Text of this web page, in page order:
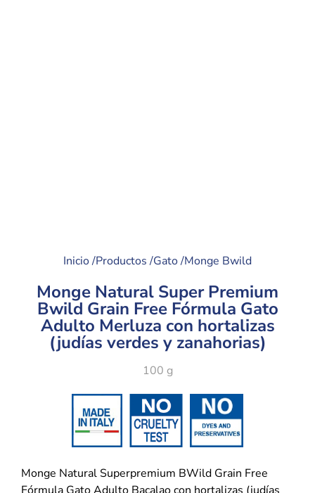
Inicio /Productos /Gato /Monge Bwild
Monge Natural Super Premium
Bwild Grain Free Fórmula Gato
Adulto Merluza con hortalizas
(judías verdes y zanahorias)
100 g
Monge Natural Superpremium BWild Grain Free